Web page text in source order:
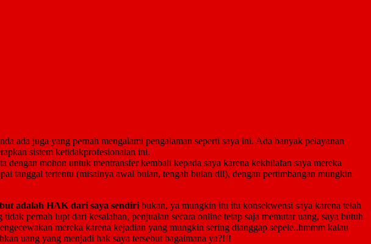
ada juga yang pernah mengalami pengalaman seperti saya ini. Ada banyak pelayanan
sistem ketidakprofesionalan ini.
dengan mohon untuk mentransfer kembali kepada saya karena kekhilafan saya mereka
tanggal tertentu (misalnya awal bulan, tengah bulan dll), dengan pertimbangan mungkin
adalah HAK dari saya sendiri bukan, ya mungkin itu itu konsekwensi saya karena telah
pernah lupt dari kesalahan, penjualan secara online tetap saja memutar uang, saya butuh
mereka karena kejadian yang mungkin sering dianggap sepele..hmmm kalau
uang yang menjadi hak saya tersebut bagaimana ya?!!!